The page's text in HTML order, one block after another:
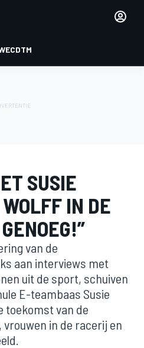
DTM
SUSIE
IN DE
van de
aan interviews met
uit de sport, schuiven
E-teambaas Susie
toekomst van de
in de racerij en